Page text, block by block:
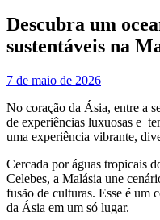
Descubra um
sustentáveis na
7 de maio de 2026
No coração da Ásia, entre a
de experiências luxuosas e
uma experiência vibrante,
Cercada por águas tropicais
Celebes, a Malásia une
fusão de culturas. Esse é um
da Ásia em um só lugar.